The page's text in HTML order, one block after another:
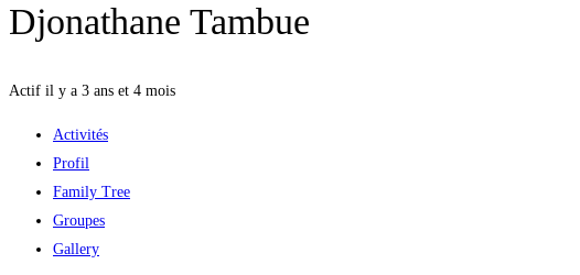
Djonathane Tambue
Actif il y a 3 ans et 4 mois
Activités
Profil
Family Tree
Groupes
Gallery